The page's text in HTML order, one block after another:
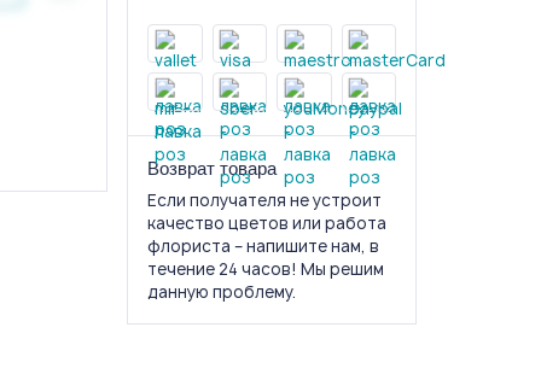
Возврат товара
Если получателя не устроит
качество цветов или работа
флориста – напишите нам, в
течение 24 часов! Мы решим
данную проблему.